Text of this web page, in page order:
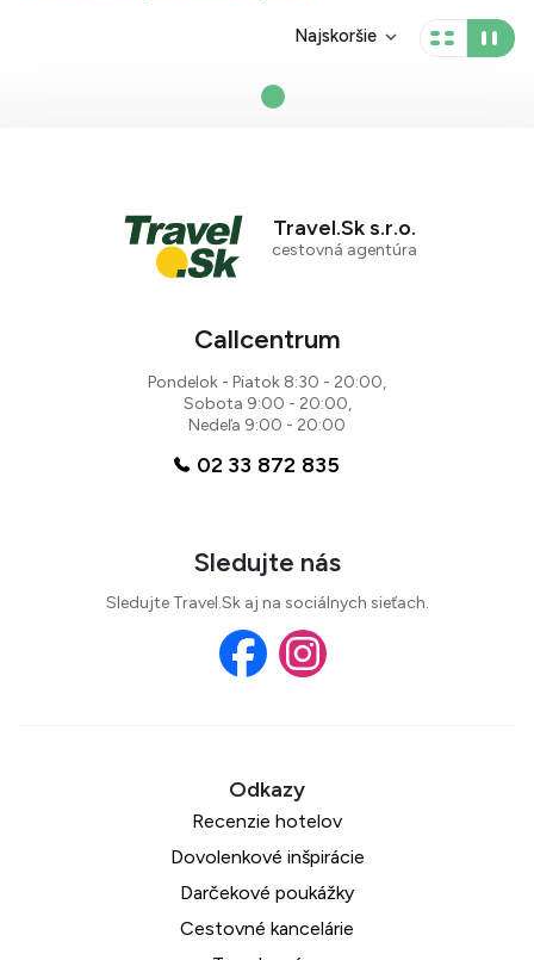
Najskoršie
Travel.Sk s.r.o.
cestovná agentúra
Callcentrum
Pondelok - Piatok 8:30 - 20:00,
Sobota 9:00 - 20:00,
Nedeľa 9:00 - 20:00
02 33 872 835
Sledujte nás
Sledujte Travel.Sk aj na sociálnych sieťach.
Recenzie hotelov
Dovolenkové inšpirácie
Darčekové poukážky
Cestovné kancelárie